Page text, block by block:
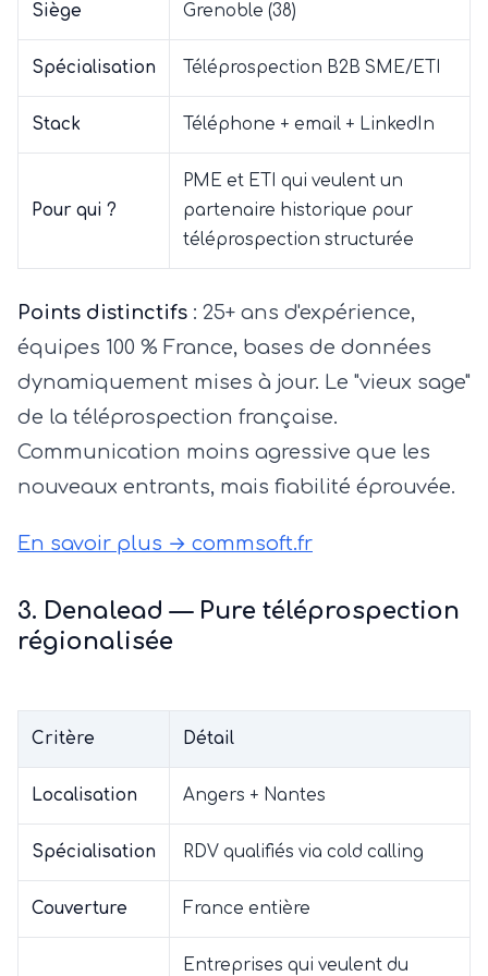
Siège Grenoble (38)
Spécialisation Téléprospection B2B SME/ETI
Stack Téléphone + email + LinkedIn
Pour qui ?
PME et ETI qui veulent un
partenaire historique pour
téléprospection structurée
Points distinctifs : 25+ ans d'expérience,
équipes 100 % France, bases de données
dynamiquement mises à jour. Le "vieux sage"
de la téléprospection française.
Communication moins agressive que les
nouveaux entrants, mais fiabilité éprouvée.
En savoir plus → commsoft.fr
3. Denalead — Pure téléprospection
régionalisée
Critère Détail
Localisation Angers + Nantes
Spécialisation RDV qualifiés via cold calling
Couverture France entière
Entreprises qui veulent du